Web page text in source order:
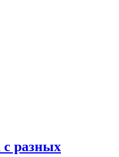
с разных